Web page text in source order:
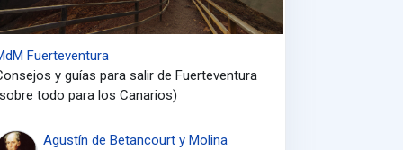
Fuerteventura
y guías para salir de Fuerteventura
todo para los Canarios)
Agustín de Betancourt y Molina